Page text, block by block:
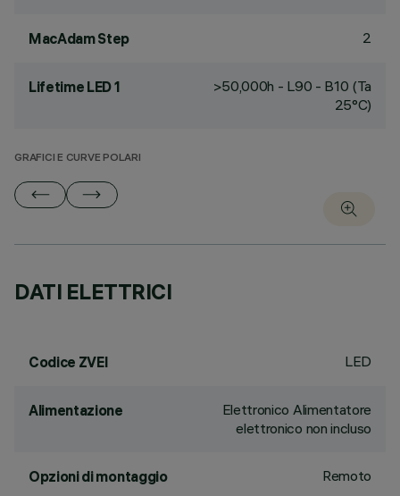
MacAdam Step 2
Lifetime LED 1
>50,000h - L90 - B10 (Ta
25°C)
GRAFICI E CURVE POLARI
DATI ELETTRICI
Codice ZVEI LED
Alimentazione
Elettronico Alimentatore
elettronico non incluso
Opzioni di montaggio Remoto